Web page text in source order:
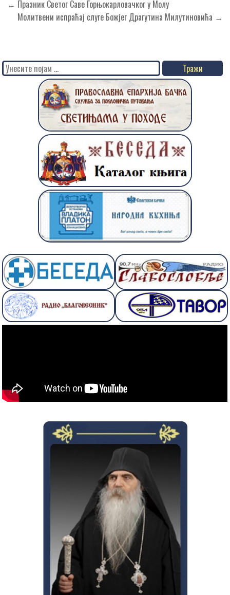
Кретање
чланка
← Празник Светог Саве Горњокарловачког у Молу
Молитвени испраћај слуге Божјег Драгутина Милутиновића →
Search
for: